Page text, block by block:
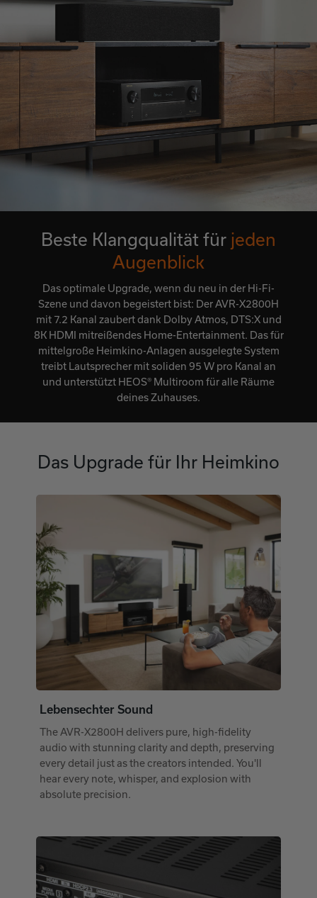
Beste Klangqualität für jeden
Augenblick
Das optimale Upgrade, wenn du neu in der Hi-Fi-
Szene und davon begeistert bist: Der AVR-X2800H
mit 7.2 Kanal zaubert dank Dolby Atmos, DTS:X und
8K HDMI mitreißendes Home-Entertainment. Das für
mittelgroße Heimkino-Anlagen ausgelegte System
treibt Lautsprecher mit soliden 95 W pro Kanal an
und unterstützt HEOS® Multiroom für alle Räume
deines Zuhauses.
Das Upgrade für Ihr Heimkino
Lebensechter Sound
The AVR-X2800H delivers pure, high-fidelity
audio with stunning clarity and depth, preserving
every detail just as the creators intended. You'll
hear every note, whisper, and explosion with
absolute precision.